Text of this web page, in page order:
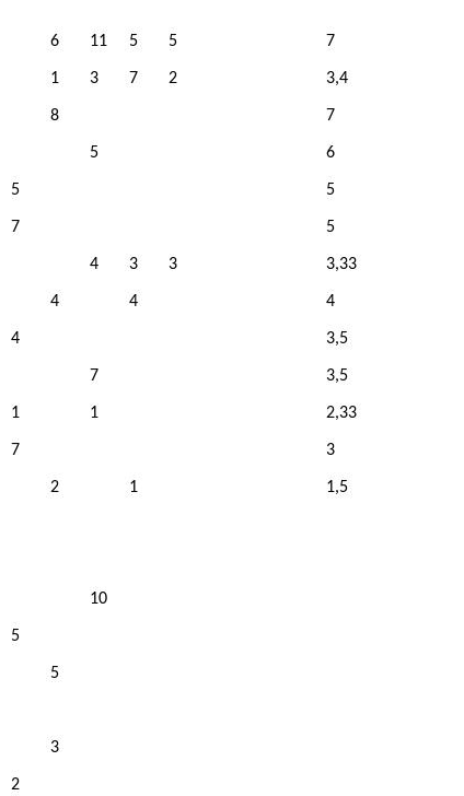
6 11 5 5 7
1 3 7 2 3,4
8 7
5 6
5 5
7 5
4 3 3 3,33
4 4 4
4 3,5
7 3,5
1 1 2,33
7 3
2 1 1,5
10
5
5
3
2